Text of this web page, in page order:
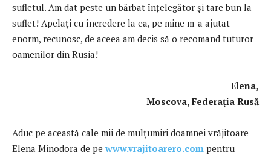
sufletul. Am dat peste un bărbat înţelegător şi tare bun la
suflet! Apelaţi cu încredere la ea, pe mine m-a ajutat
enorm, recunosc, de aceea am decis să o recomand tuturor
oamenilor din Rusia!
Elena,
Moscova, Federația Rusă
Aduc pe această cale mii de mulţumiri doamnei vrăjitoare
Elena Minodora de pe www.vrajitoarero.com pentru